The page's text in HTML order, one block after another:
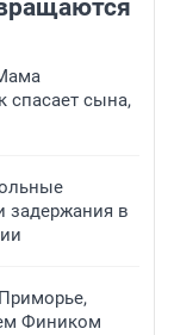
спасает сына,
задержания в
Фиником